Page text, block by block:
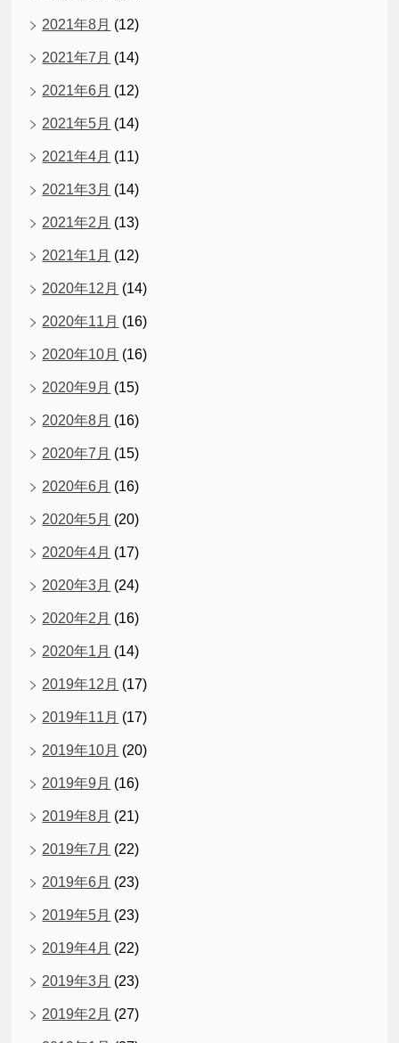
2021年8月 (12)
2021年7月 (14)
2021年6月 (12)
2021年5月 (14)
2021年4月 (11)
2021年3月 (14)
2021年2月 (13)
2021年1月 (12)
2020年12月 (14)
2020年11月 (16)
2020年10月 (16)
2020年9月 (15)
2020年8月 (16)
2020年7月 (15)
2020年6月 (16)
2020年5月 (20)
2020年4月 (17)
2020年3月 (24)
2020年2月 (16)
2020年1月 (14)
2019年12月 (17)
2019年11月 (17)
2019年10月 (20)
2019年9月 (16)
2019年8月 (21)
2019年7月 (22)
2019年6月 (23)
2019年5月 (23)
2019年4月 (22)
2019年3月 (23)
2019年2月 (27)